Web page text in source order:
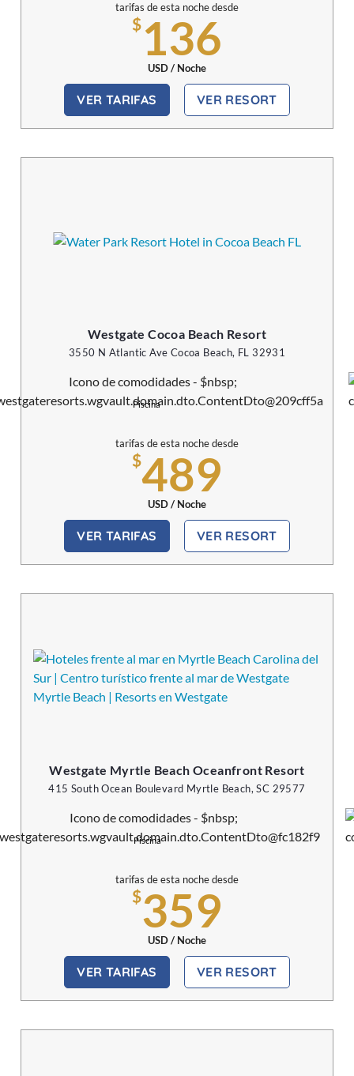
tarifas de esta noche desde
$136
USD / Noche
VER TARIFAS VER RESORT
Westgate Cocoa Beach Resort
3550 N Atlantic Ave Cocoa Beach, FL 32931
Piscina
tarifas de esta noche desde
$489
USD / Noche
VER TARIFAS VER RESORT
Westgate Myrtle Beach Oceanfront Resort
415 South Ocean Boulevard Myrtle Beach, SC 29577
Piscina
tarifas de esta noche desde
$359
USD / Noche
VER TARIFAS VER RESORT